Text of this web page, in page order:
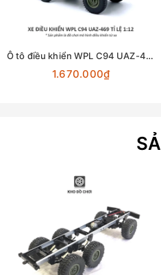
Ô tô điều khiển WPL C94 UAZ-469 4x4 1:12 - RTR [TẶNG BIỂN + STICKER]
1.670.000₫